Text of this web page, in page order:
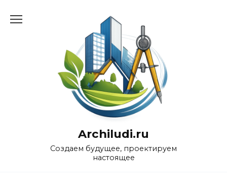
Archiludi.ru
Создаем будущее, проектируем
настоящее